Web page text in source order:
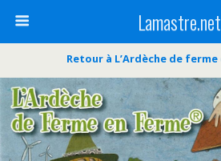
Lamastre.net
Retour à L’Ardèche de ferme